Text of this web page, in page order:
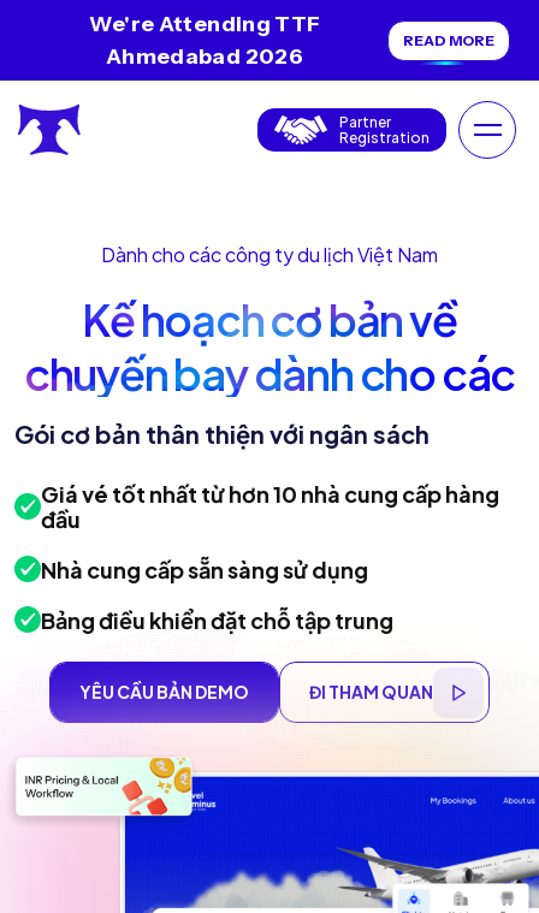
We're Attending TTF
Ahmedabad 2026
READ MORE
Partner
Registration
Dành cho các công ty du lịch Việt Nam
Kế hoạch cơ bản về
chuyến bay dành cho các
đại lý du lịch Việt Nam
Gói cơ bản thân thiện với ngân sách
Giá vé tốt nhất từ ​​hơn 10 nhà cung cấp hàng
đầu
Nhà cung cấp sẵn sàng sử dụng
Bảng điều khiển đặt chỗ tập trung
YÊU CẦU BẢN DEMO ĐI THAM QUAN